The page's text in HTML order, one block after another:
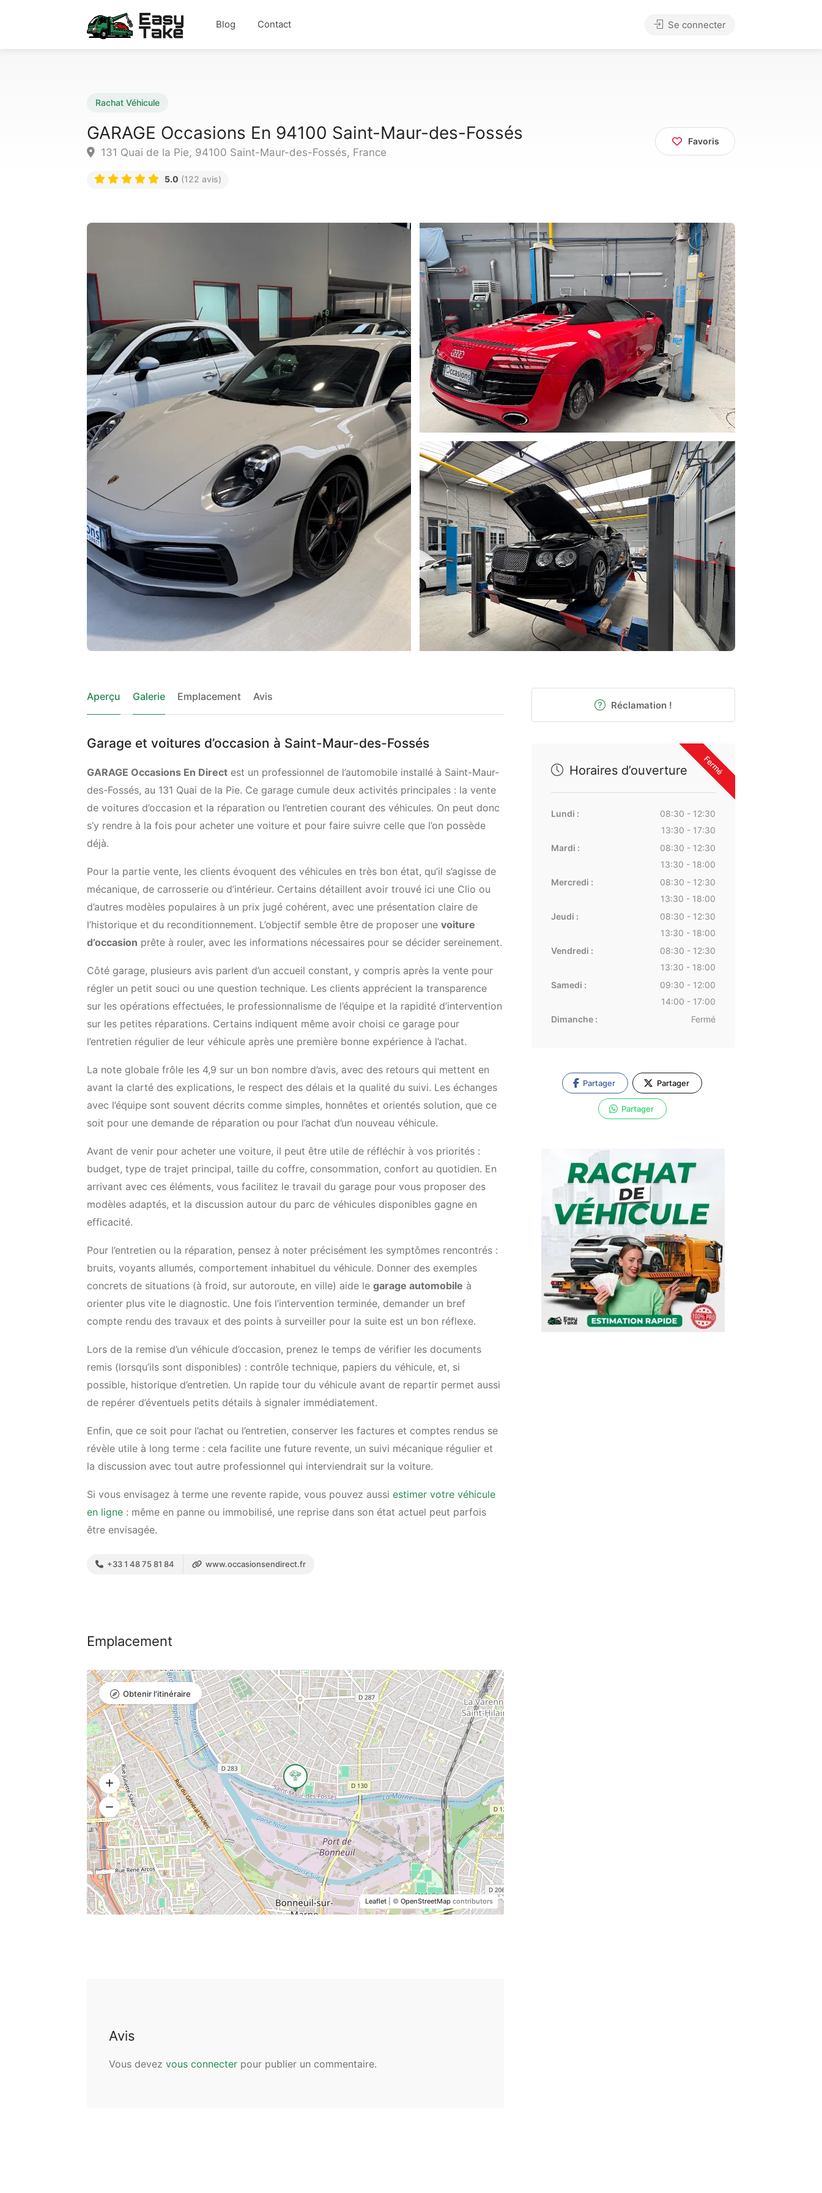
Blog Contact Se connecter
Rachat Véhicule
GARAGE Occasions En 94100 Saint-Maur-des-Fossés
131 Quai de la Pie, 94100 Saint-Maur-des-Fossés, France
5.0 (122 avis)
Favoris
Aperçu Galerie Emplacement Avis
Garage et voitures d’occasion à Saint-Maur-des-Fossés
GARAGE Occasions En Direct est un professionnel de l’automobile installé à Saint-Maur-
des-Fossés, au 131 Quai de la Pie. Ce garage cumule deux activités principales : la vente
de voitures d’occasion et la réparation ou l’entretien courant des véhicules. On peut donc
s’y rendre à la fois pour acheter une voiture et pour faire suivre celle que l’on possède
déjà.
Pour la partie vente, les clients évoquent des véhicules en très bon état, qu’il s’agisse de
mécanique, de carrosserie ou d’intérieur. Certains détaillent avoir trouvé ici une Clio ou
d’autres modèles populaires à un prix jugé cohérent, avec une présentation claire de
l’historique et du reconditionnement. L’objectif semble être de proposer une voiture
d’occasion prête à rouler, avec les informations nécessaires pour se décider sereinement.
Côté garage, plusieurs avis parlent d’un accueil constant, y compris après la vente pour
régler un petit souci ou une question technique. Les clients apprécient la transparence
sur les opérations effectuées, le professionnalisme de l’équipe et la rapidité d’intervention
sur les petites réparations. Certains indiquent même avoir choisi ce garage pour
l’entretien régulier de leur véhicule après une première bonne expérience à l’achat.
La note globale frôle les 4,9 sur un bon nombre d’avis, avec des retours qui mettent en
avant la clarté des explications, le respect des délais et la qualité du suivi. Les échanges
avec l’équipe sont souvent décrits comme simples, honnêtes et orientés solution, que ce
soit pour une demande de réparation ou pour l’achat d’un nouveau véhicule.
Avant de venir pour acheter une voiture, il peut être utile de réfléchir à vos priorités :
budget, type de trajet principal, taille du coffre, consommation, confort au quotidien. En
arrivant avec ces éléments, vous facilitez le travail du garage pour vous proposer des
modèles adaptés, et la discussion autour du parc de véhicules disponibles gagne en
efficacité.
Pour l’entretien ou la réparation, pensez à noter précisément les symptômes rencontrés :
bruits, voyants allumés, comportement inhabituel du véhicule. Donner des exemples
concrets de situations (à froid, sur autoroute, en ville) aide le garage automobile à
orienter plus vite le diagnostic. Une fois l’intervention terminée, demander un bref
compte rendu des travaux et des points à surveiller pour la suite est un bon réflexe.
Lors de la remise d’un véhicule d’occasion, prenez le temps de vérifier les documents
remis (lorsqu’ils sont disponibles) : contrôle technique, papiers du véhicule, et, si
possible, historique d’entretien. Un rapide tour du véhicule avant de repartir permet aussi
de repérer d’éventuels petits détails à signaler immédiatement.
Enfin, que ce soit pour l’achat ou l’entretien, conserver les factures et comptes rendus se
révèle utile à long terme : cela facilite une future revente, un suivi mécanique régulier et
la discussion avec tout autre professionnel qui interviendrait sur la voiture.
Si vous envisagez à terme une revente rapide, vous pouvez aussi estimer votre véhicule
en ligne : même en panne ou immobilisé, une reprise dans son état actuel peut parfois
être envisagée.
+33 1 48 75 81 84 www.occasionsendirect.fr
Emplacement
Leaflet| © OpenStreetMapcontributors
Obtenir l'itinéraire
Avis
Vous devez vous connecter pour publier un commentaire.
Réclamation !
Fermé
Horaires d’ouverture
Lundi :
08:30 - 12:30
13:30 - 17:30
Mardi :
08:30 - 12:30
13:30 - 18:00
Mercredi :
08:30 - 12:30
13:30 - 18:00
Jeudi :
08:30 - 12:30
13:30 - 18:00
Vendredi :
08:30 - 12:30
13:30 - 18:00
Samedi :
09:30 - 12:00
14:00 - 17:00
Dimanche :
Fermé
Partager Partager
Partager